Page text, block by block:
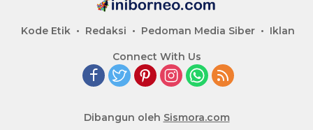
Kode Etik Redaksi Pedoman Media Siber Iklan
Connect With Us
Dibangun oleh Sismora.com